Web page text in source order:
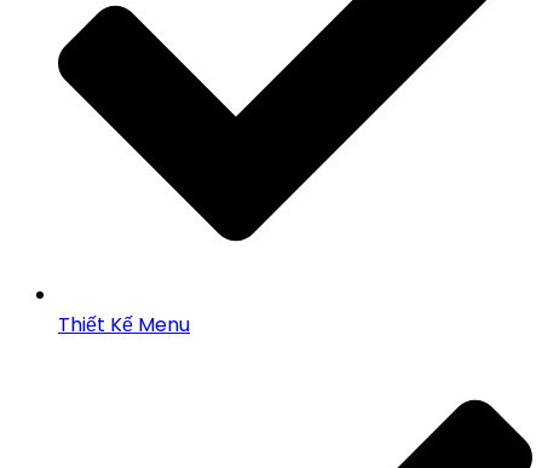
Thiết Kế Menu